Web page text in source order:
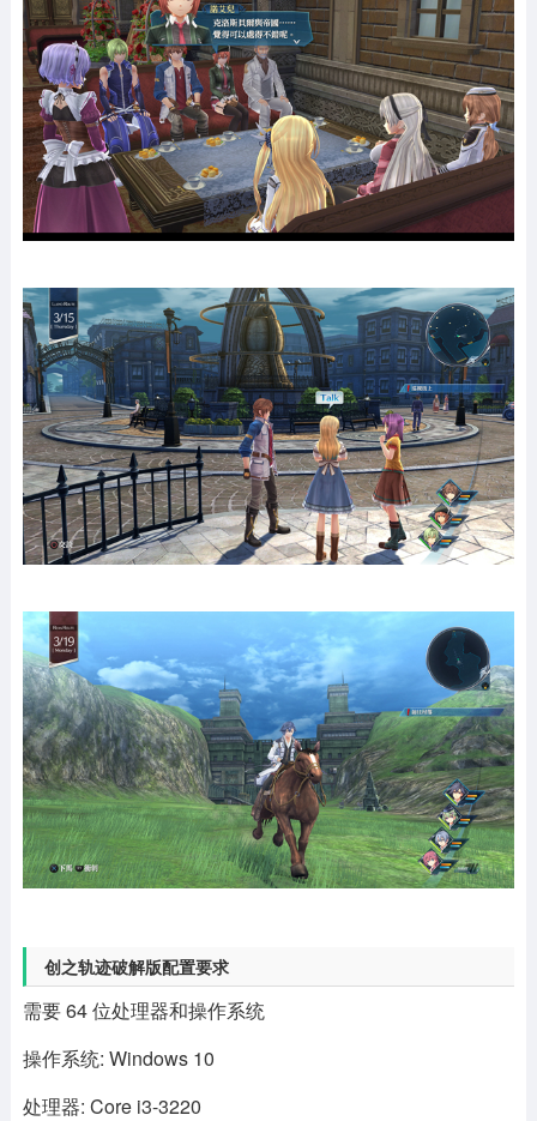
创之轨迹破解版配置要求
需要 64 位处理器和操作系统
操作系统: Windows 10
处理器: Core i3-3220